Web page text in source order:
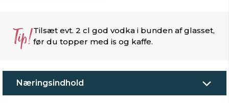
Tip!Tilsæt evt. 2 cl god vodka i bunden af glasset,
før du topper med is og kaffe.
Næringsindhold